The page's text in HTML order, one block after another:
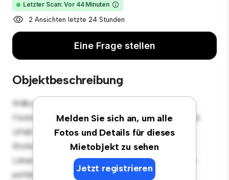
Letzter Scan: Vor 44 Minuten
2 Ansichten letzte 24 Stunden
Eine Frage stellen
Objektbeschreibung
Melden Sie sich an, um alle
Fotos und Details für dieses
Mietobjekt zu sehen
Jetzt registrieren
Willkommen in Ihrem neuen urbanen Rückzugsort in
Finsterbachweg 4/2, 4191 Vorderweißenbach, Bezirk
Urfahr Umgebung! Diese moderne 3 Schlafzimmer-
Wohnung bietet einen stilvollen und gemütlichen
Lebensraum. Die offene Raumaufteilung eignet sich
perfekt für Gäste, und die elegante Küche ist mit